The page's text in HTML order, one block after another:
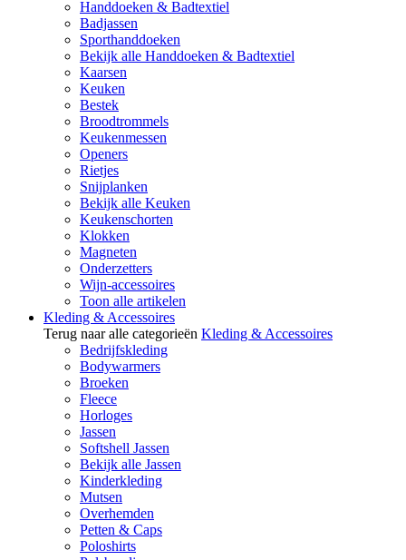
Handdoeken & Badtextiel
Badjassen
Sporthanddoeken
Bekijk alle Handdoeken & Badtextiel
Kaarsen
Keuken
Bestek
Broodtrommels
Keukenmessen
Openers
Rietjes
Snijplanken
Bekijk alle Keuken
Keukenschorten
Klokken
Magneten
Onderzetters
Wijn-accessoires
Toon alle artikelen
Kleding & Accessoires
Terug naar alle categorieën Kleding & Accessoires
Bedrijfskleding
Bodywarmers
Broeken
Fleece
Horloges
Jassen
Softshell Jassen
Bekijk alle Jassen
Kinderkleding
Mutsen
Overhemden
Petten & Caps
Poloshirts